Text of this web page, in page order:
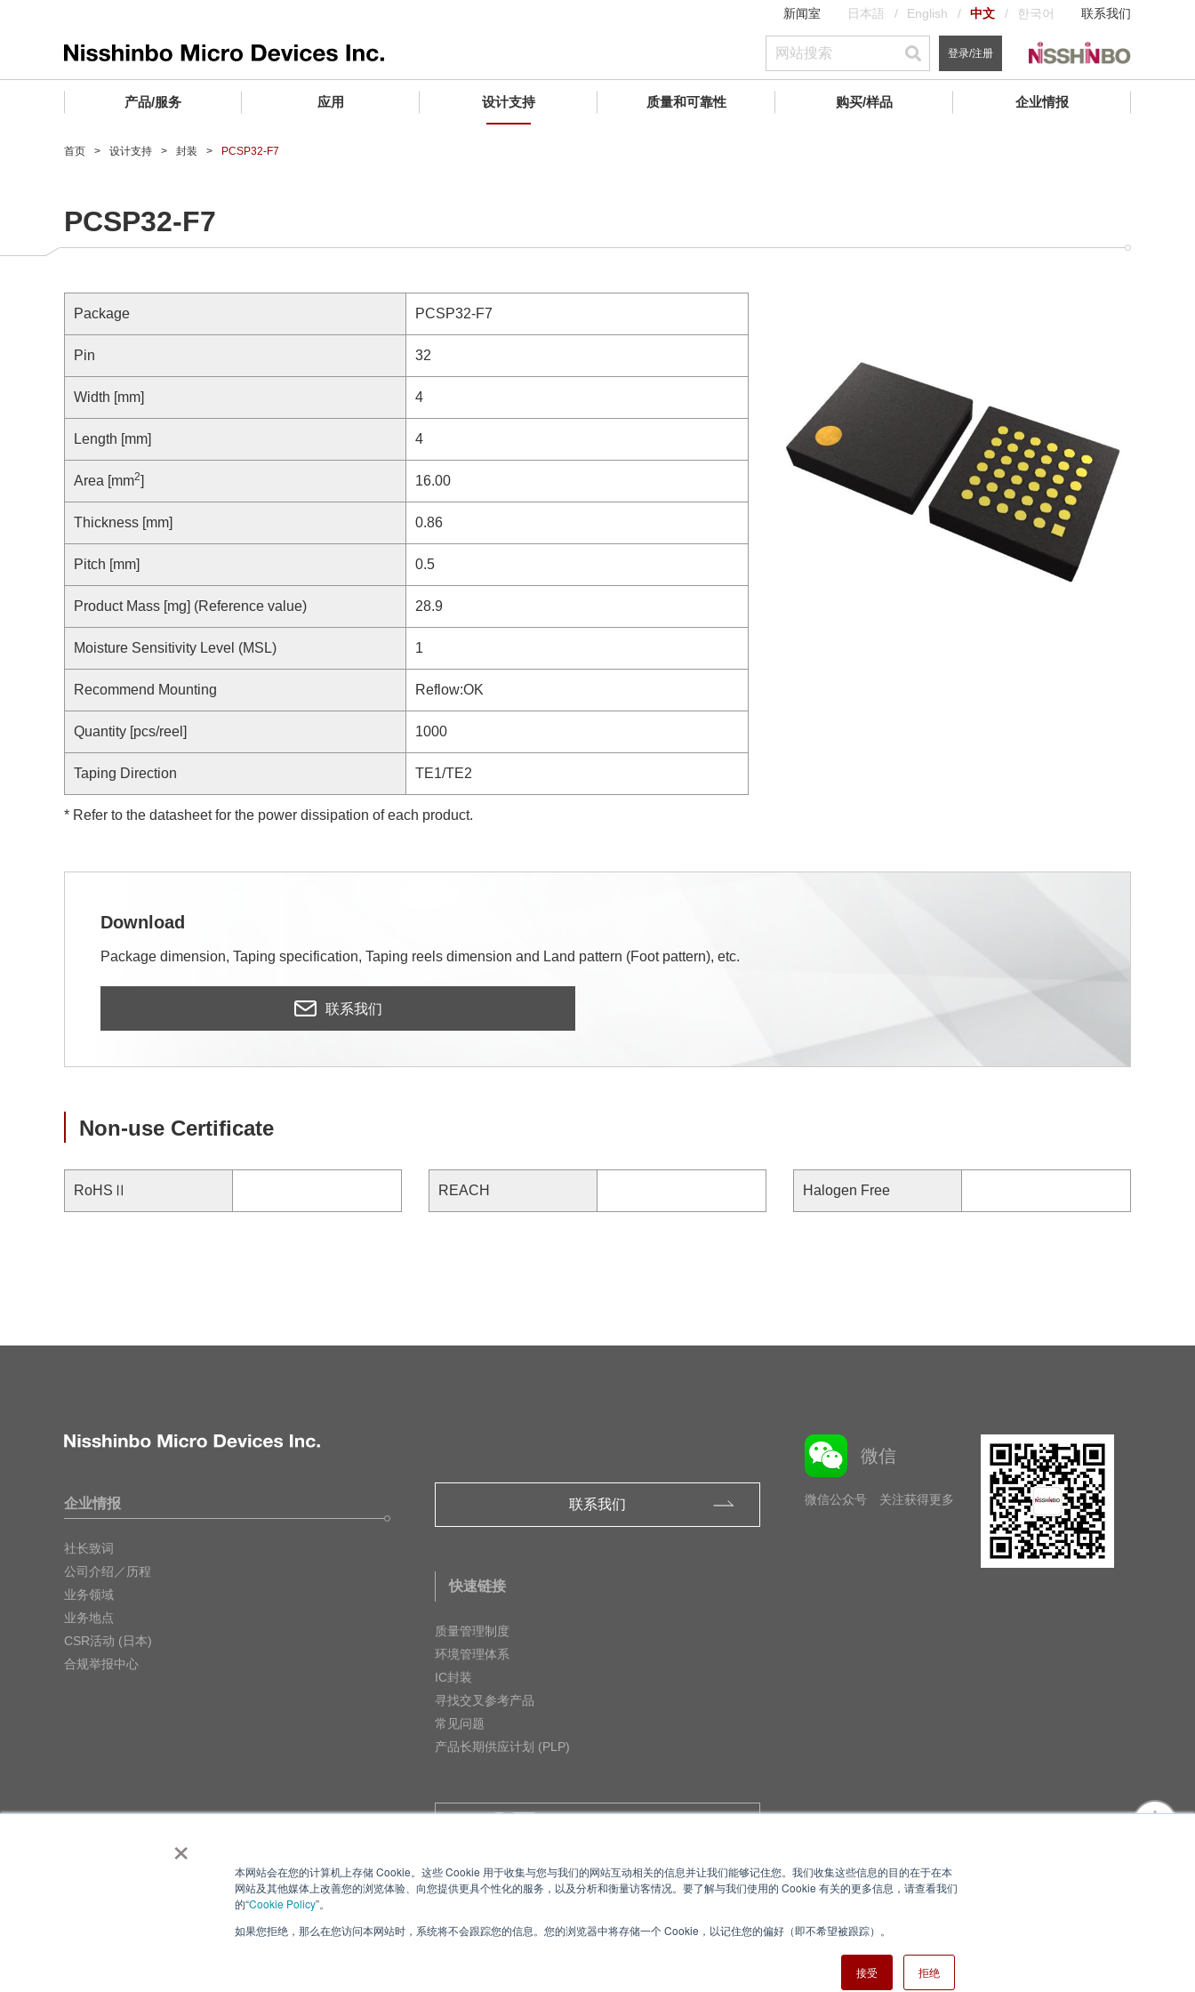
×
本网站会在您的计算机上存储 Cookie。这些 Cookie 用于收集与您与我们的网站互动相关的信息并让我们能够记住您。我们收集这些信息的目的在于在本
网站及其他媒体上改善您的浏览体验、向您提供更具个性化的服务，以及分析和衡量访客情况。要了解与我们使用的 Cookie 有关的更多信息，请查看我们
的“Cookie Policy”。
如果您拒绝，那么在您访问本网站时，系统将不会跟踪您的信息。您的浏览器中将存储一个 Cookie，以记住您的偏好（即不希望被跟踪）。
接受 拒绝
新闻室 日本語 English 中文 한국어 联系我们
登录/注册
产品/服务
微波产品
寻找交叉参考产品
应用
车载用IC
消费设备用IC
设计支持
微波产品
质量和可靠性
电子器件
购买/样品
微波产品
企业情报
企业理念
业务领域
合规举报中心
了解⽇清纺微电⼦株式会社
首页 设计支持 封装 PCSP32-F7
PCSP32-F7
Package PCSP32-F7
Pin 32
Width [mm] 4
Length [mm] 4
Area [mm2] 16.00
Thickness [mm] 0.86
Pitch [mm] 0.5
Product Mass [mg] (Reference value) 28.9
Moisture Sensitivity Level (MSL) 1
Recommend Mounting Reflow:OK
Quantity [pcs/reel] 1000
Taping Direction TE1/TE2
* Refer to the datasheet for the power dissipation of each product.
Download
Package dimension, Taping specification, Taping reels dimension and Land pattern (Foot pattern), etc.
联系我们
Non-use Certificate
RoHSⅡ REACH Halogen Free
企业情报
社长致词
公司介绍／历程
业务领域
业务地点
CSR活动 (日本)
合规举报中心
联系我们
快速链接
质量管理制度
环境管理体系
IC封装
寻找交叉参考产品
常见问题
产品长期供应计划 (PLP)
微信
微信公众号 关注获得更多